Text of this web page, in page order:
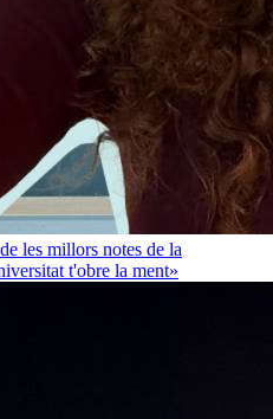
les millors notes de la
t'obre la ment»